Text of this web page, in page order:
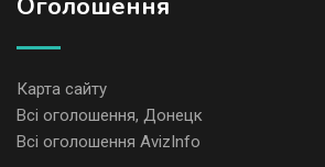
Оголошення
Карта сайту
Всі оголошення, Донецк
Всі оголошення AvizInfo